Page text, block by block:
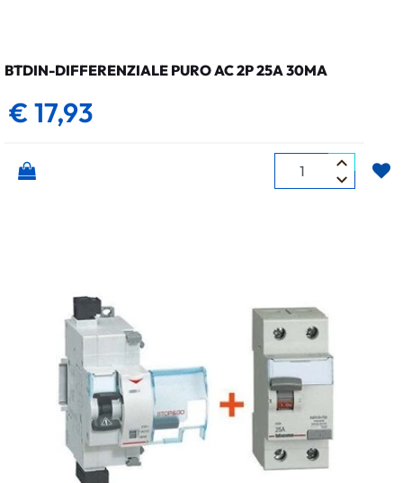
BTDIN-DIFFERENZIALE PURO AC 2P 25A 30MA
€ 17,93
Quantità